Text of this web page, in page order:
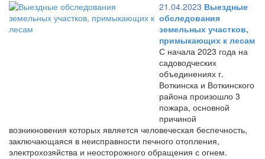
21.04.2023 Выездные
обследования
земельных участков,
примыкающих к лесам
С начала 2023 года на
садоводческих
объединениях г.
Воткинска и Воткинского
района произошло 3
пожара, основной
причиной
возникновения которых является человеческая беспечность,
заключающаяся в неисправности печного отопления,
электрохозяйства и неосторожного обращения с огнем.